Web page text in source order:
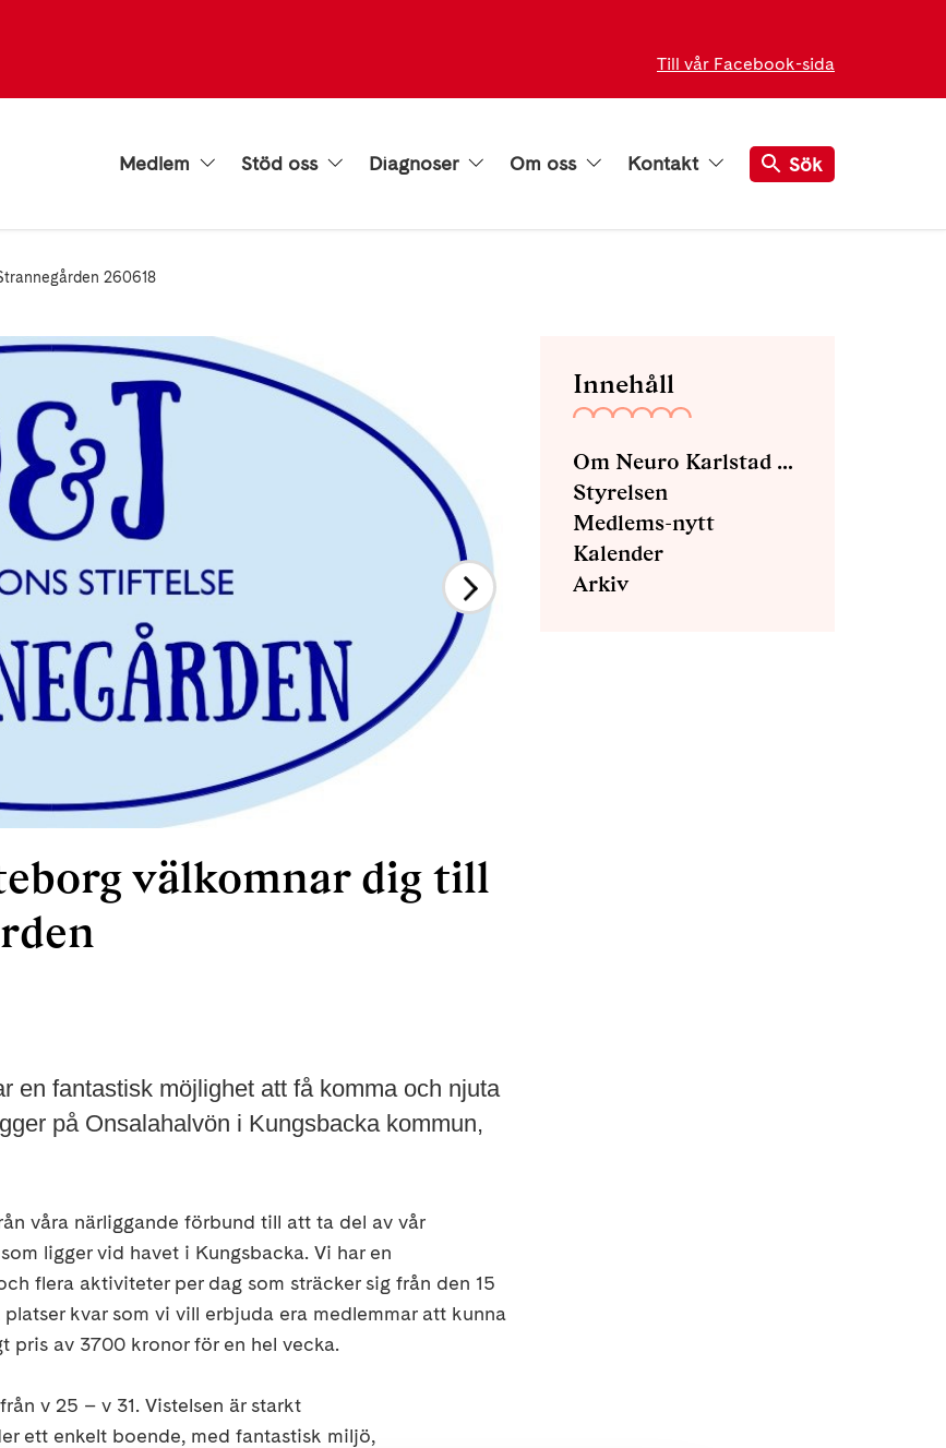
Till vår Facebook-sida
Medlem Stöd oss Diagnoser Om oss Kontakt Sök
260618
välkomnar dig till
en fantastisk möjlighet att få komma och njuta
på Onsalahalvön i Kungsbacka kommun,
våra närliggande förbund till att ta del av vår
ligger vid havet i Kungsbacka. Vi har en
flera aktiviteter per dag som sträcker sig från den 15
kvar som vi vill erbjuda era medlemmar att kunna
pris av 3700 kronor för en hel vecka.
v 25 – v 31. Vistelsen är starkt
ett enkelt boende, med fantastisk miljö,
Innehåll
Om Neuro Karlstad med omnejd
Styrelsen
Medlems-nytt
Kalender
Arkiv